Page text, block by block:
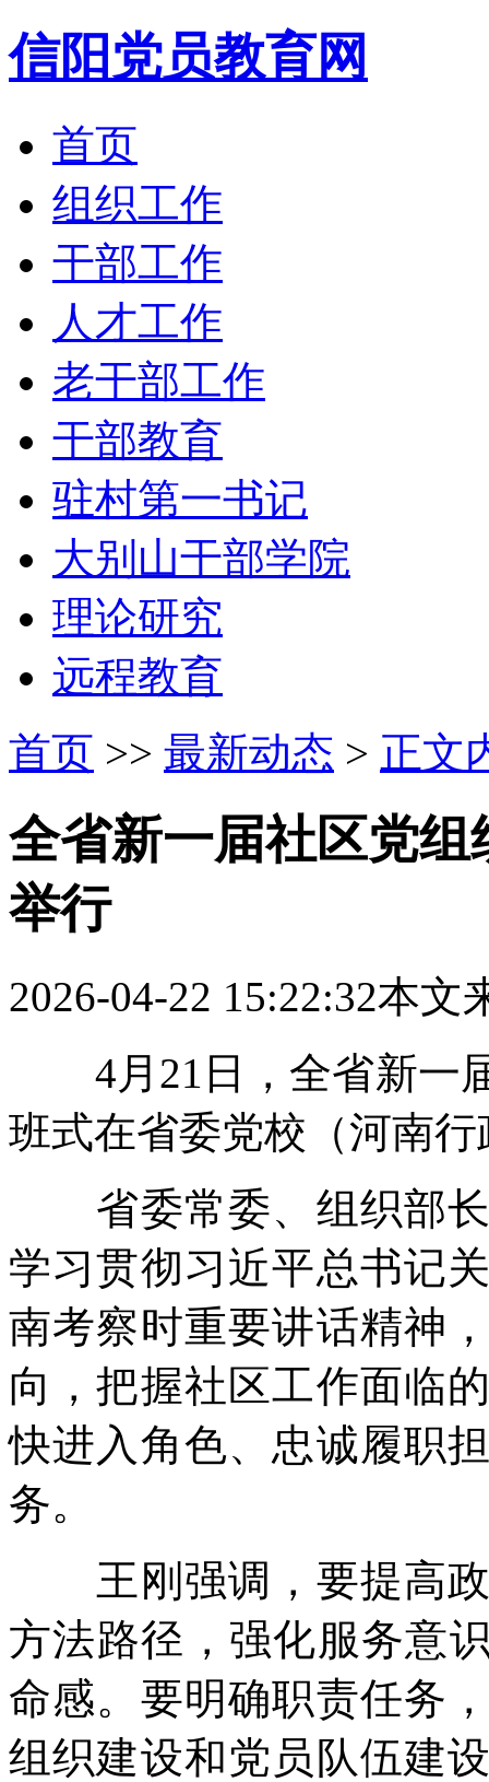
信阳党员教育网
首页
组织工作
干部工作
人才工作
老干部工作
干部教育
驻村第一书记
大别山干部学院
理论研究
远程教育
首页 >> 最新动态 > 正文
全省新一届社区党
举行
2026-04-22 15:22:32本文
4月21日，全省新一
班式在省委党校（河南
省委常委、组织部长
学习贯彻习近平总书记
南考察时重要讲话精神
向，把握社区工作面临
快进入角色、忠诚履职
务。
王刚强调，要提高政
方法路径，强化服务意
命感。要明确职责任务
组织建设和党员队伍建